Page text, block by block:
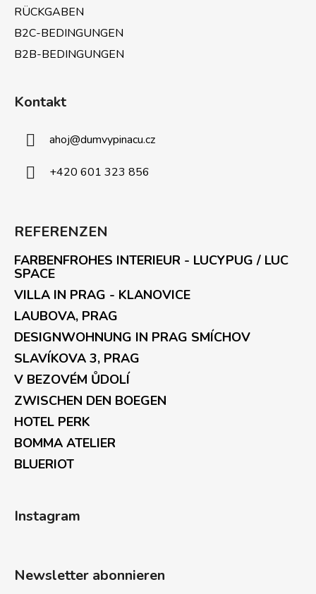
RÜCKGABEN
B2C-BEDINGUNGEN
B2B-BEDINGUNGEN
Kontakt
ahoj@dumvypinacu.cz
+420 601 323 856
REFERENZEN
FARBENFROHES INTERIEUR - LUCYPUG / LUC
SPACE
VILLA IN PRAG - KLANOVICE
LAUBOVA, PRAG
DESIGNWOHNUNG IN PRAG SMÍCHOV
SLAVÍKOVA 3, PRAG
V BEZOVÉM ŮDOLÍ
ZWISCHEN DEN BOEGEN
HOTEL PERK
BOMMA ATELIER
BLUERIOT
Instagram
Newsletter abonnieren